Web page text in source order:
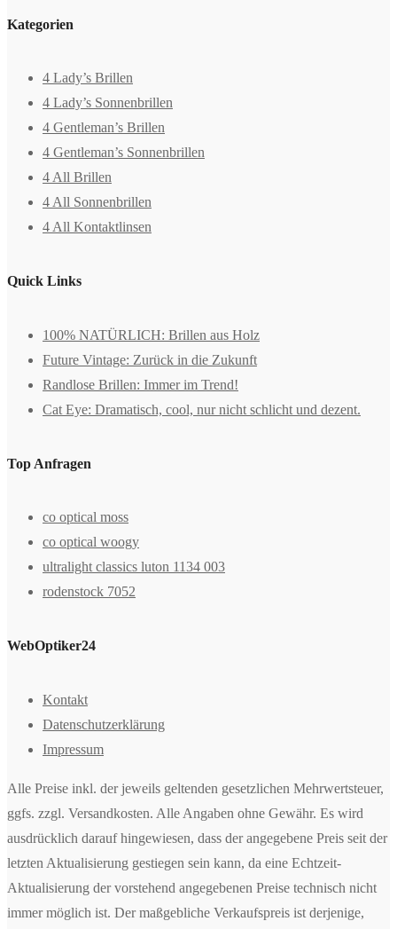
Kategorien
4 Lady’s Brillen
4 Lady’s Sonnenbrillen
4 Gentleman’s Brillen
4 Gentleman’s Sonnenbrillen
4 All Brillen
4 All Sonnenbrillen
4 All Kontaktlinsen
Quick Links
100% NATÜRLICH: Brillen aus Holz
Future Vintage: Zurück in die Zukunft
Randlose Brillen: Immer im Trend!
Cat Eye: Dramatisch, cool, nur nicht schlicht und dezent.
Top Anfragen
co optical moss
co optical woogy
ultralight classics luton 1134 003
rodenstock 7052
WebOptiker24
Kontakt
Datenschutzerklärung
Impressum
Alle Preise inkl. der jeweils geltenden gesetzlichen Mehrwertsteuer,
ggfs. zzgl. Versandkosten. Alle Angaben ohne Gewähr. Es wird
ausdrücklich darauf hingewiesen, dass der angegebene Preis seit der
letzten Aktualisierung gestiegen sein kann, da eine Echtzeit-
Aktualisierung der vorstehend angegebenen Preise technisch nicht
immer möglich ist. Der maßgebliche Verkaufspreis ist derjenige,